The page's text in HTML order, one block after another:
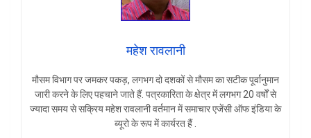
महेश रावलानी
मौसम विभाग पर जमकर पकड़, लगभग दो दशकों से मौसम का सटीक पूर्वानुमान
जारी करने के लिए पहचाने जाते हैं. पत्रकारिता के क्षेत्र में लगभग 20 वर्षों से
ज्यादा समय से सक्रिय महेश रावलानी वर्तमान में समाचार एजेंसी ऑफ इंडिया के
ब्यूरो के रूप में कार्यरत हैं .